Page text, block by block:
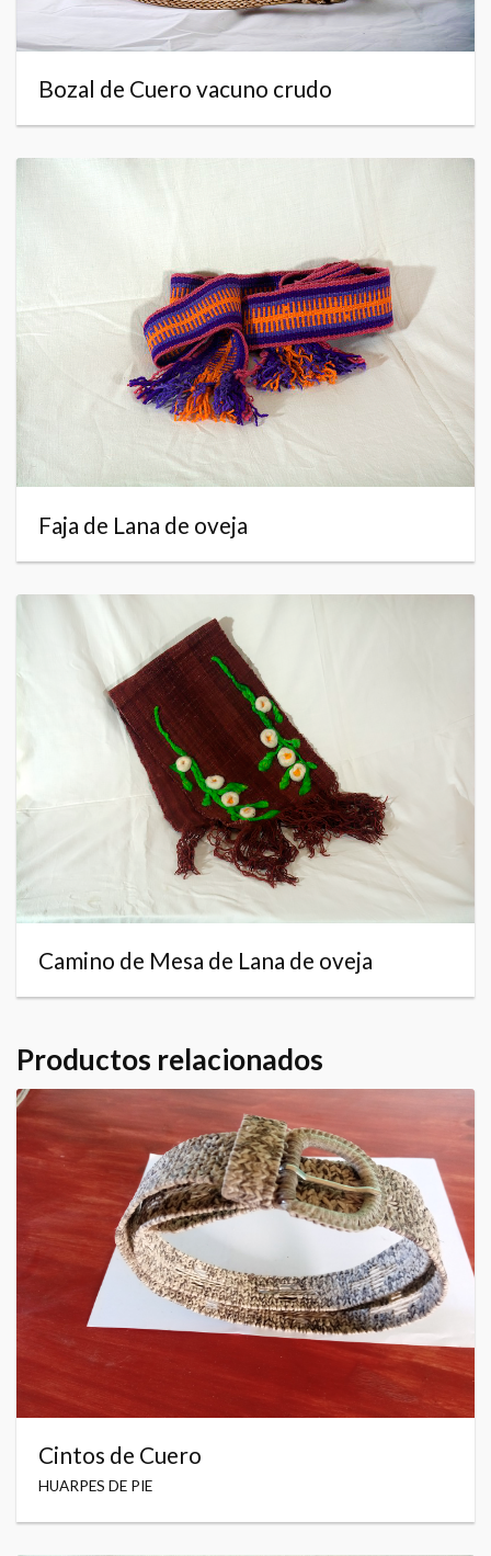
Bozal de Cuero vacuno crudo
Faja de Lana de oveja
Camino de Mesa de Lana de oveja
Productos relacionados
Cintos de Cuero
HUARPES DE PIE